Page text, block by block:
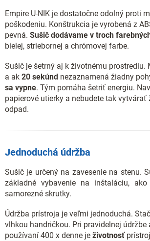
Empire U-NIK je dostatočne odolný proti
poškodeniu. Konštrukcia je vyrobená z
pevná. Sušič dodávame v troch
bielej, striebornej a chrómovej farbe.
Sušič je šetrný aj k životnému prostrediu.
a ak 20 sekúnd nezaznamená žiadny
sa vypne. Tým pomáha šetriť energiu.
papierové utierky a nebudete tak
odpad.
Jednoduchá údržba
Sušič je určený na zavesenie na stenu.
základné vybavenie na inštaláciu,
samorezné skrutky.
Údržba prístroja je veľmi jednoduchá.
vlhkou handričkou. Pri pravidelnej údržbe
používaní 400 x denne je životnosť